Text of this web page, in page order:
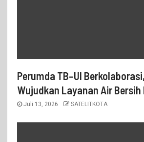
Perumda TB–UI
Wujudkan Layanan Air Bersih
Juli 13, 2026 SATELITKOTA